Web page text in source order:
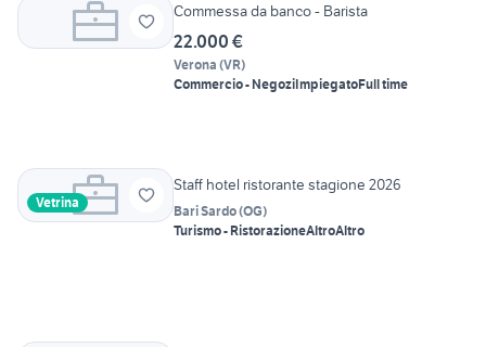
Commessa da banco - Barista
22.000 €
Verona (VR)
Commercio - NegoziImpiegatoFull time
Vetrina
Staff hotel ristorante stagione 2026
Bari Sardo(OG)
Turismo - RistorazioneAltroAltro